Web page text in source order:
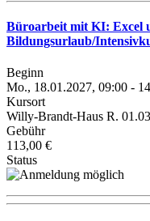
Büroarbeit mit KI: Excel
Bildungsurlaub/
Beginn
Mo., 18.01.2027, 09:00 -
Kursort
Willy-Brandt-Haus R. 01.03
Gebühr
113,00 €
Status